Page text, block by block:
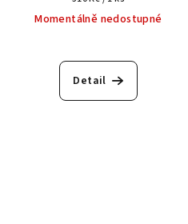
cena:
Momentálně nedostupné
Detail